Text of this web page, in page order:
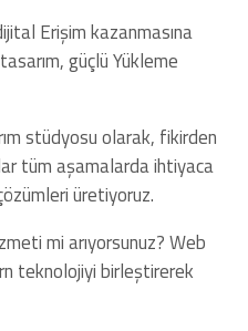
Erişim kazanmasına
güçlü Yükleme
stüdyosu olarak, fikirden
tüm aşamalarda ihtiyaca
üretiyoruz.
mi arıyorsunuz? Web
teknolojiyi birleştirerek